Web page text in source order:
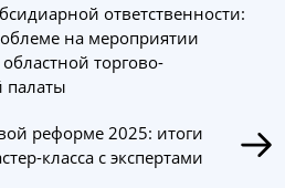
ответственности:
на мероприятии
торгово-
реформе 2025: итоги
класса с экспертами